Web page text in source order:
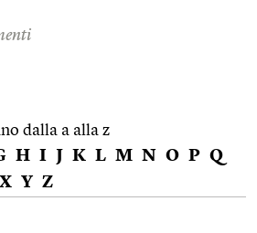
dalla a alla z
H I J K L M N O P Q
X Y Z